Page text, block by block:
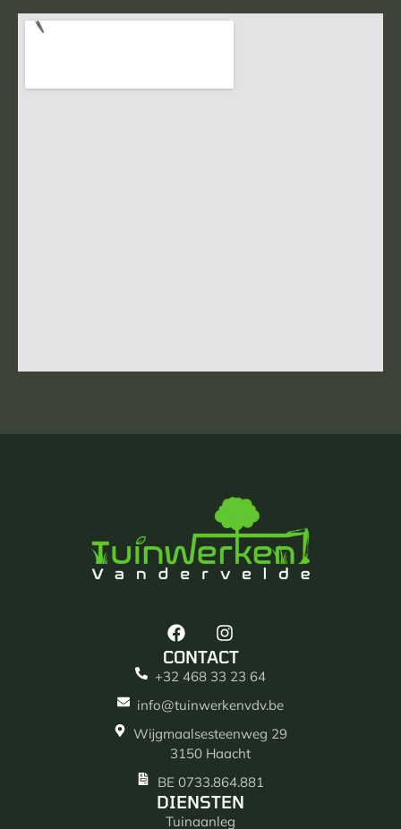
CONTACT
+32 468 33 23 64
info@tuinwerkenvdv.be
Wijgmaalsesteenweg 29
3150 Haacht
BE 0733.864.881
DIENSTEN
Tuinaanleg